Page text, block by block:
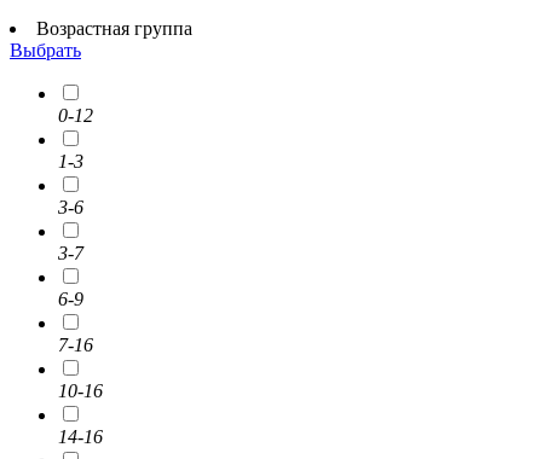
Возрастная группа
Выбрать
0-12
1-3
3-6
3-7
6-9
7-16
10-16
14-16